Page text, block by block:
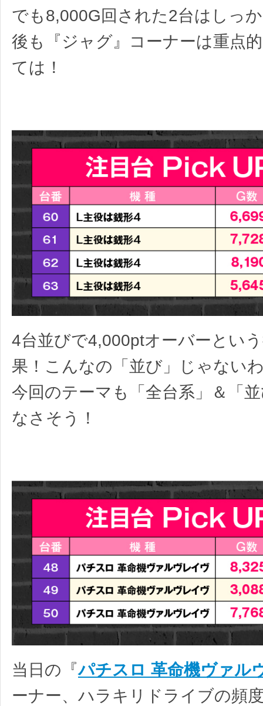
でも8,000G回された2台はしっ
後も『ジャグ』コーナーは重点
ては！
4台並びで4,000ptオーバーとい
果！こんなの「並び」じゃない
今回のテーマも「全台系」＆「
なさそう！
当日の『パチスロ 革命機ヴァル
ーナー、ハラキリドライブの頻